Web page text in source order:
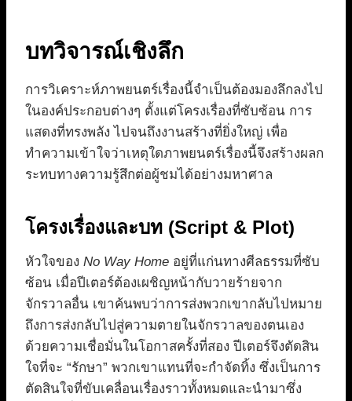
บทวิจารณ์เชิงลึก
การวิเคราะห์ภาพยนตร์เรื่องนี้จำเป็นต้องมองลึกลงไป
ในองค์ประกอบต่างๆ ตั้งแต่โครงเรื่องที่ซับซ้อน การ
แสดงที่ทรงพลัง ไปจนถึงงานสร้างที่ยิ่งใหญ่ เพื่อ
ทำความเข้าใจว่าเหตุใดภาพยนตร์เรื่องนี้จึงสร้างผลก
ระทบทางความรู้สึกต่อผู้ชมได้อย่างมหาศาล
โครงเรื่องและบท (Script & Plot)
หัวใจของ No Way Home อยู่ที่แก่นทางศีลธรรมที่ซับ
ซ้อน เมื่อปีเตอร์ต้องเผชิญหน้ากับวายร้ายจาก
จักรวาลอื่น เขาค้นพบว่าการส่งพวกเขากลับไปหมาย
ถึงการส่งกลับไปสู่ความตายในจักรวาลของตนเอง
ด้วยความเชื่อมั่นในโอกาสครั้งที่สอง ปีเตอร์จึงตัดสิน
ใจที่จะ “รักษา” พวกเขาแทนที่จะกำจัดทิ้ง ซึ่งเป็นการ
ตัดสินใจที่ขับเคลื่อนเรื่องราวทั้งหมดและนำมาซึ่ง